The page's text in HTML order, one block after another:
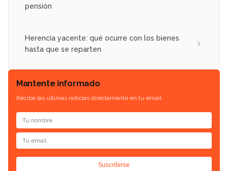
pensión
Herencia yacente: qué ocurre con los bienes
hasta que se reparten
Mantente informado
Recibe las últimas noticias directamente en tu email.
Suscribirse